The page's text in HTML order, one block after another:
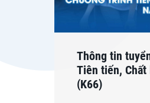
Thông tin
Tiên tiến,
(K66)